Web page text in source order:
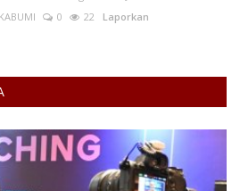
0 22 Laporkan